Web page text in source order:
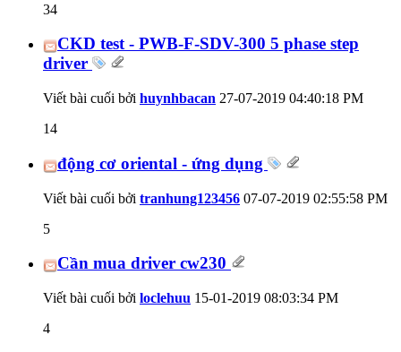
34
CKD test - PWB-F-SDV-300 5 phase step
driver
Viết bài cuối bởi huynhbacan 27-07-2019 04:40:18 PM
14
động cơ oriental - ứng dụng
Viết bài cuối bởi tranhung123456 07-07-2019 02:55:58 PM
5
Cần mua driver cw230
Viết bài cuối bởi loclehuu 15-01-2019 08:03:34 PM
4